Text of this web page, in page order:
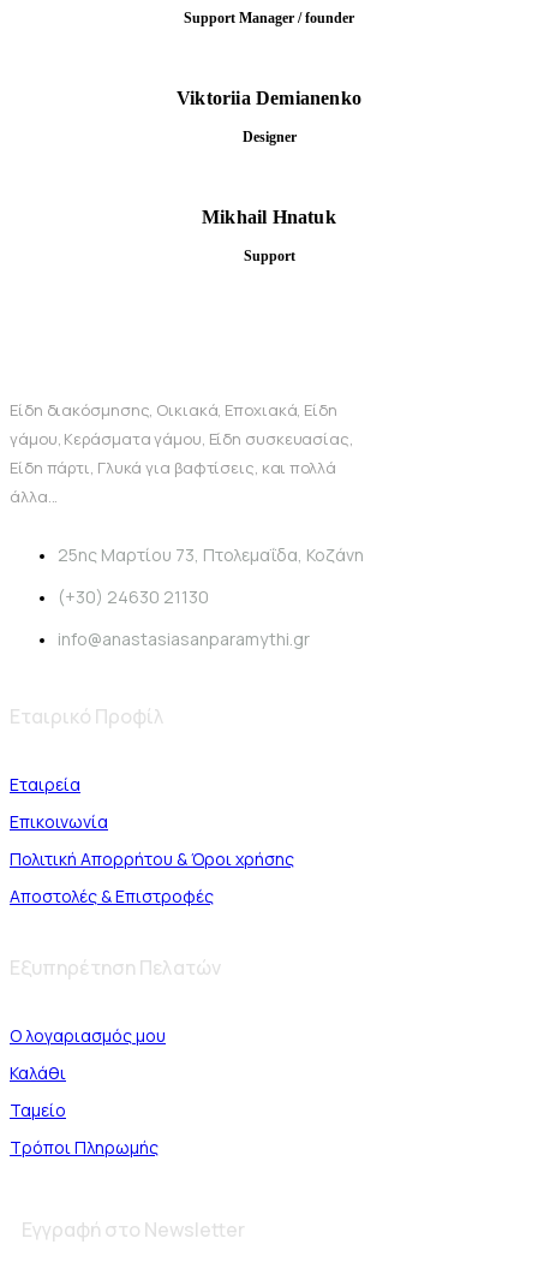
Support Manager / founder
Viktoriia Demianenko
Designer
Mikhail Hnatuk
Support
Είδη διακόσμησης, Οικιακά, Εποχιακά, Είδη
γάμου, Κεράσματα γάμου, Είδη συσκευασίας,
Είδη πάρτι, Γλυκά για βαφτίσεις, και πολλά
άλλα...
25ης Μαρτίου 73, Πτολεμαΐδα, Κοζάνη
(+30) 24630 21130
info@anastasiasanparamythi.gr
Εταιρικό Προφίλ
Εταιρεία
Επικοινωνία
Πολιτική Απορρήτου & Όροι χρήσης
Αποστολές & Επιστροφές
Εξυπηρέτηση Πελατών
Ο λογαριασμός μου
Καλάθι
Ταμείο
Τρόποι Πληρωμής
Εγγραφή στο Newsletter